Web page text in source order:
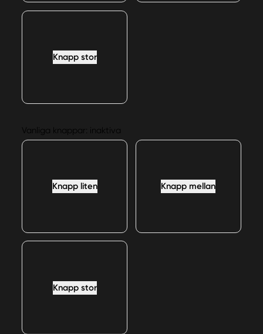
Knapp stor
Vanliga knappar: inaktiva
Knapp liten Knapp mellan
Knapp stor